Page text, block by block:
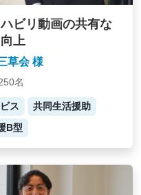
ビリ動画の共有な
上
草会 様
名
ス
共同生活援助
B型